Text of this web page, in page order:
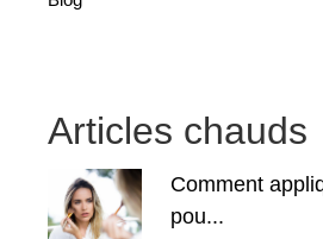
Articles chauds
Comment
pou...